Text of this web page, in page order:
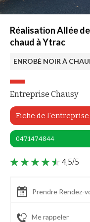
Réalisation Allée
chaud à Ytrac
ENROBÉ NOIR À
Entreprise Chausy
Fiche de l'entreprise
0471474844
4,5/5
Prendre Rendez-
Me rappeler